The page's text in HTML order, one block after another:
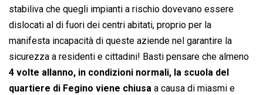
stabiliva che quegli impianti a rischio dovevano essere
dislocati al di fuori dei centri abitati, proprio per la
manifesta incapacità di queste aziende nel garantire la
sicurezza a residenti e cittadini! Basti pensare che almeno
4 volte allanno, in condizioni normali, la scuola del
quartiere di Fegino viene chiusa a causa di miasmi e